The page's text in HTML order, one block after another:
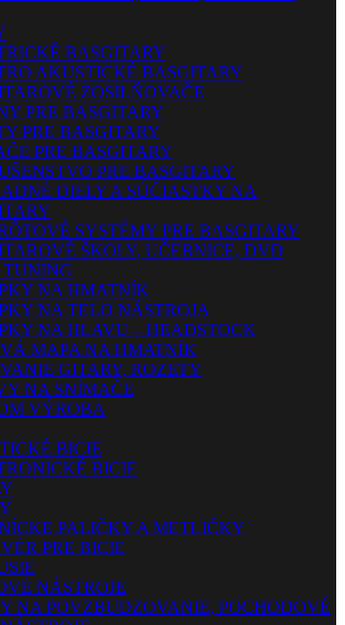
BASGITARY
AKUSTICKÉ BASGITARY
ZOSILŇOVAČE
PRE BASGITARY
PRE BASGITARY
PRE BASGITARY
PRE BASGITARY
DIELY A SÚČIASTKY NA
SYSTÉMY PRE BASGITARY
ŠKOLY, UČEBNICE, DVD
NA HMATNÍK
NA TELO NÁSTROJA
NA HLAVU – HEADSTOCK
MAPA NA HMATNÍK
GITARY, ROZETY
NA SNÍMAČE
VÝROBA
BICIE
BICIE
PALIČKY A METLIČKY
PRE BICIE
NÁSTROJE
NA POVZBUDZOVANIE, POCHODOVÉ